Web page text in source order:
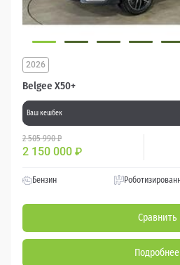
Belgee X50+
2026
Ваш кешбек
2 505 990 ₽
2 150 000 ₽
Бензин
Сравнить
Подробнее